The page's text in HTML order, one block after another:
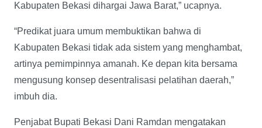
Kabupaten Bekasi dihargai Jawa Barat,” ucapnya.
“Predikat juara umum membuktikan bahwa di
Kabupaten Bekasi tidak ada sistem yang menghambat,
artinya pemimpinnya amanah. Ke depan kita bersama
mengusung konsep desentralisasi pelatihan daerah,”
imbuh dia.
Penjabat Bupati Bekasi Dani Ramdan mengatakan